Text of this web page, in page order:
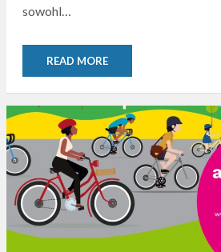
sowohl…
READ MORE